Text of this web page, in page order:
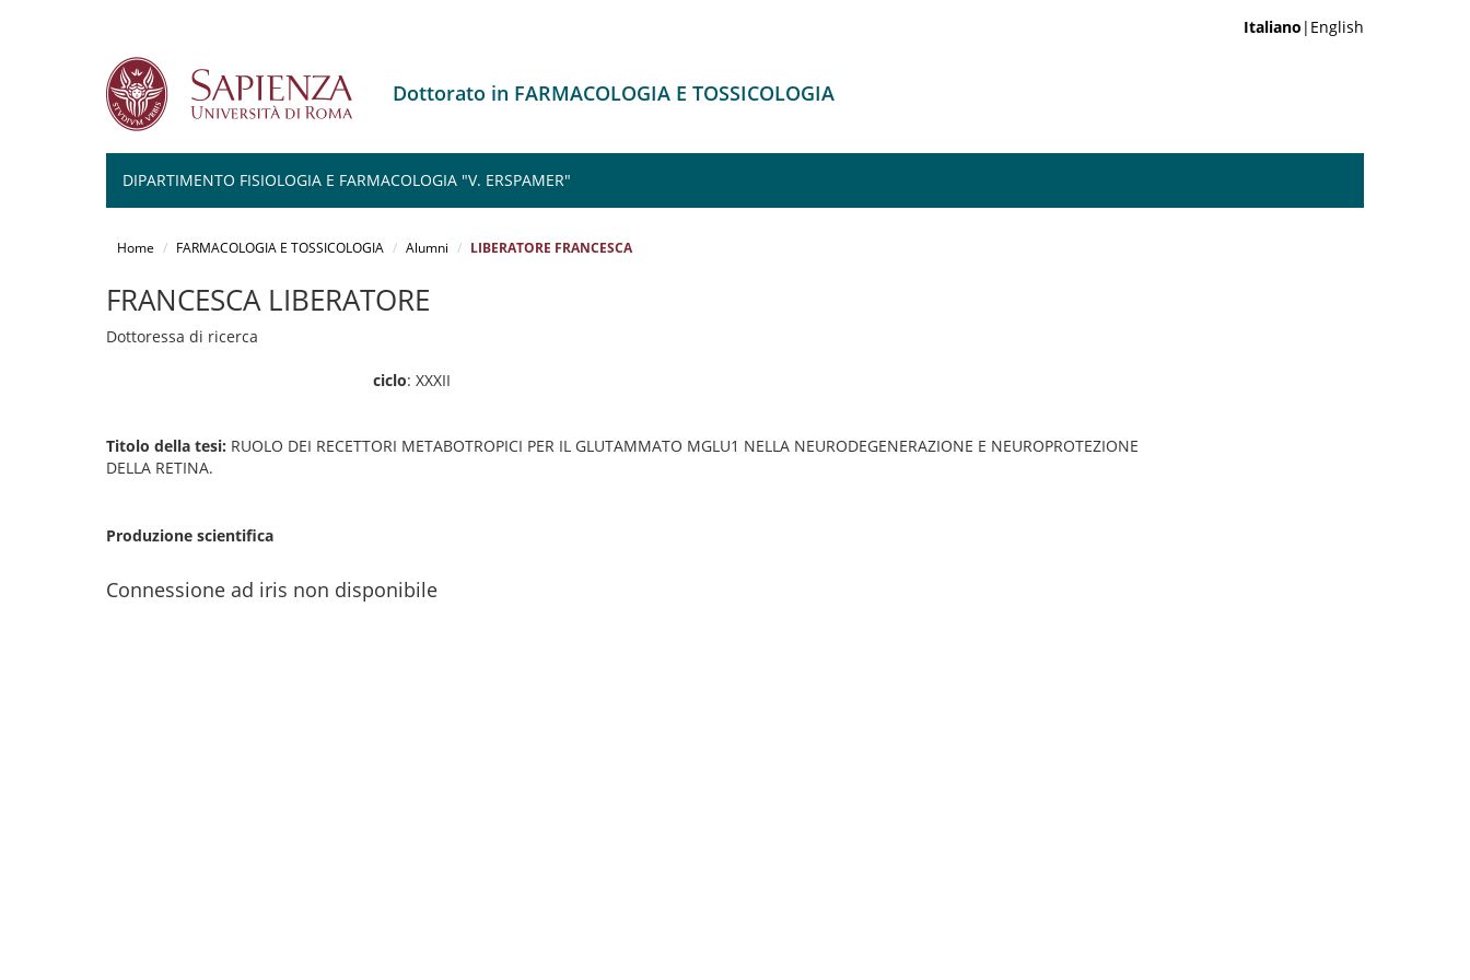
Italiano |English
Dottorato in FARMACOLOGIA E TOSSICOLOGIA
DIPARTIMENTO FISIOLOGIA E FARMACOLOGIA "V. ERSPAMER"
Home FARMACOLOGIA E TOSSICOLOGIA Alumni LIBERATORE FRANCESCA
FRANCESCA LIBERATORE
Dottoressa di ricerca
ciclo: XXXII
Titolo della tesi: RUOLO DEI RECETTORI METABOTROPICI PER IL GLUTAMMATO MGLU1 NELLA NEURODEGENERAZIONE E NEUROPROTEZIONE
DELLA RETINA.
Produzione scientifica
Connessione ad iris non disponibile